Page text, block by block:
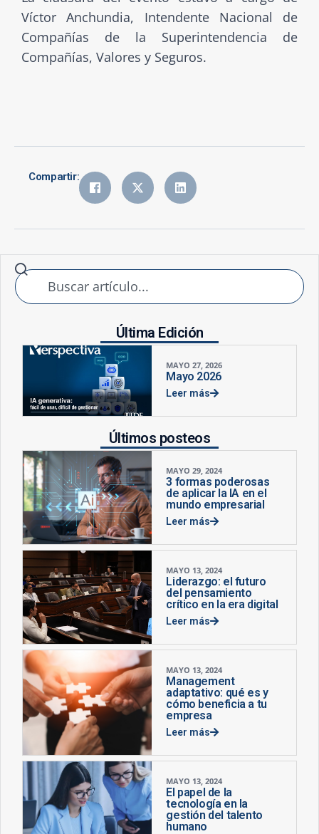
Víctor Anchundia, Intendente Nacional de
Compañías de la Superintendencia de
Compañías, Valores y Seguros.
Compartir:
Última Edición
MAYO 27, 2026
Mayo 2026
Leer más
Últimos posteos
MAYO 29, 2024
3 formas poderosas
de aplicar la IA en el
mundo empresarial
Leer más
MAYO 13, 2024
Liderazgo: el futuro
del pensamiento
crítico en la era digital
Leer más
MAYO 13, 2024
Management
adaptativo: qué es y
cómo beneficia a tu
empresa
Leer más
MAYO 13, 2024
El papel de la
tecnología en la
gestión del talento
humano